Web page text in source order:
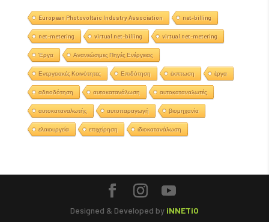
European Photovoltaic Industry Association net-billing
net-metering virtual net-billing virtual net-metering
Έργα Ανανεώσιμες Πηγές Ενέργειας
Ενεργειακές Κοινότητες Επιδότηση έκπτωση έργα
αδειοδότηση αυτοκατανάλωση αυτοκαταναλωτές
αυτοκαταναλωτής αυτοπαραγωγή βιομηχανία
ελαιουργεία επιχείρηση ιδιοκατανάλωση
Designed & Developed by iNNETiO